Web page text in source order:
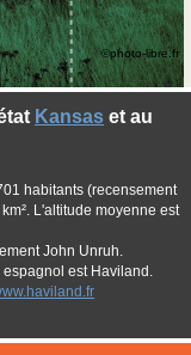
Kansas et au
habitants (recensement
L'altitude moyenne est
John Unruh.
est Haviland.
©photo-libre.fr